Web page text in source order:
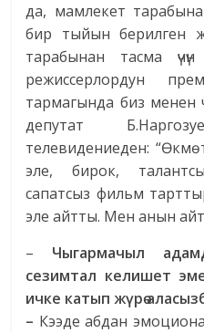
да, мамлекет
бир тыйын берилген
тарабынан тасма
режиссерлордун
тармагында биз менен
депутат
телевидениеден:
эле, бирок,
сапатсыз фильм
эле айтты. Мен анын
– Чыгармачыл
сезимтал келишет
ичке катып жүрө
– Кээде абдан